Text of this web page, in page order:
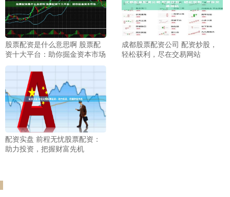
股票配资是什么意思啊 股票配
资十大平台：助你掘金资本市场
成都股票配资公司 配资炒股，
轻松获利，尽在交易网站
配资实盘 前程无忧股票配资：
助力投资，把握财富先机